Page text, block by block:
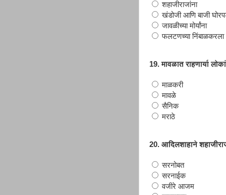
शहाजीराजांना
खंडोजी आणि बाजी
जावळीच्या मोर्यांना
फलटणच्या निंबाळकरला
19. मावळात राहणार्या
माळकरी
मावळे
सैनिक
मराठे
20. आदिलशाहाने
सरनोबत
सरनाईक
वजीरे आजम